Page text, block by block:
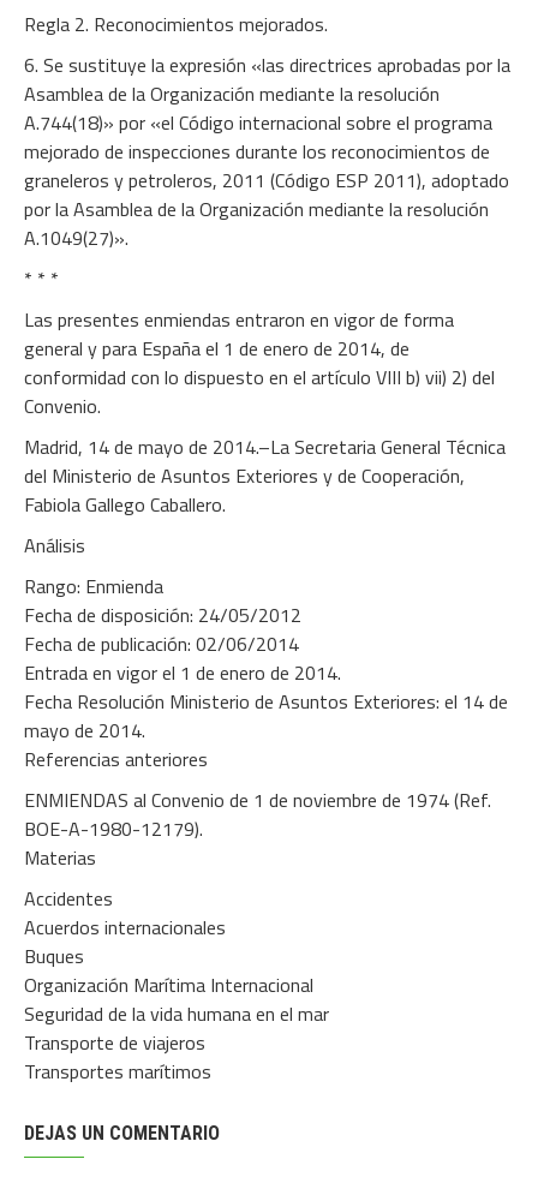
Regla 2. Reconocimientos mejorados.
6. Se sustituye la expresión «las directrices aprobadas por la
Asamblea de la Organización mediante la resolución
A.744(18)» por «el Código internacional sobre el programa
mejorado de inspecciones durante los reconocimientos de
graneleros y petroleros, 2011 (Código ESP 2011), adoptado
por la Asamblea de la Organización mediante la resolución
A.1049(27)».
* * *
Las presentes enmiendas entraron en vigor de forma
general y para España el 1 de enero de 2014, de
conformidad con lo dispuesto en el artículo VIII b) vii) 2) del
Convenio.
Madrid, 14 de mayo de 2014.–La Secretaria General Técnica
del Ministerio de Asuntos Exteriores y de Cooperación,
Fabiola Gallego Caballero.
Análisis
Rango: Enmienda
Fecha de disposición: 24/05/2012
Fecha de publicación: 02/06/2014
Entrada en vigor el 1 de enero de 2014.
Fecha Resolución Ministerio de Asuntos Exteriores: el 14 de
mayo de 2014.
Referencias anteriores
ENMIENDAS al Convenio de 1 de noviembre de 1974 (Ref.
BOE-A-1980-12179).
Materias
Accidentes
Acuerdos internacionales
Buques
Organización Marítima Internacional
Seguridad de la vida humana en el mar
Transporte de viajeros
Transportes marítimos
DEJAS UN COMENTARIO